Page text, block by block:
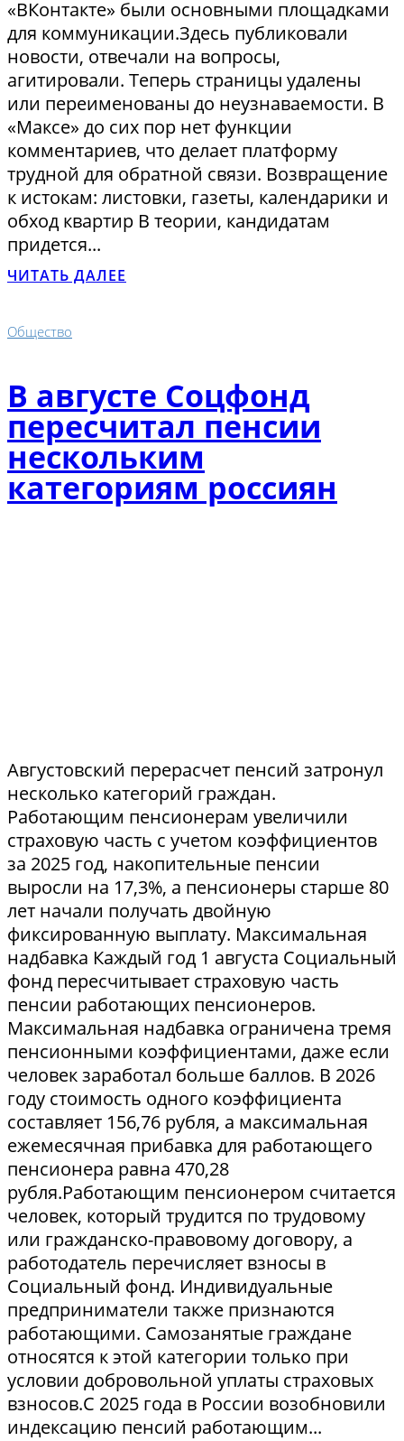
«ВКонтакте» были основными площадками
для коммуникации.Здесь публиковали
новости, отвечали на вопросы,
агитировали. Теперь страницы удалены
или переименованы до неузнаваемости. В
«Максе» до сих пор нет функции
комментариев, что делает платформу
трудной для обратной связи. Возвращение
к истокам: листовки, газеты, календарики и
обход квартир В теории, кандидатам
придется...
ЧИТАТЬ ДАЛЕЕ
Общество
В августе Соцфонд
пересчитал пенсии
нескольким
категориям россиян
Августовский перерасчет пенсий затронул
несколько категорий граждан.
Работающим пенсионерам увеличили
страховую часть с учетом коэффициентов
за 2025 год, накопительные пенсии
выросли на 17,3%, а пенсионеры старше 80
лет начали получать двойную
фиксированную выплату. Максимальная
надбавка Каждый год 1 августа Социальный
фонд пересчитывает страховую часть
пенсии работающих пенсионеров.
Максимальная надбавка ограничена тремя
пенсионными коэффициентами, даже если
человек заработал больше баллов. В 2026
году стоимость одного коэффициента
составляет 156,76 рубля, а максимальная
ежемесячная прибавка для работающего
пенсионера равна 470,28
рубля.Работающим пенсионером считается
человек, который трудится по трудовому
или гражданско-правовому договору, а
работодатель перечисляет взносы в
Социальный фонд. Индивидуальные
предприниматели также признаются
работающими. Самозанятые граждане
относятся к этой категории только при
условии добровольной уплаты страховых
взносов.С 2025 года в России возобновили
индексацию пенсий работающим...